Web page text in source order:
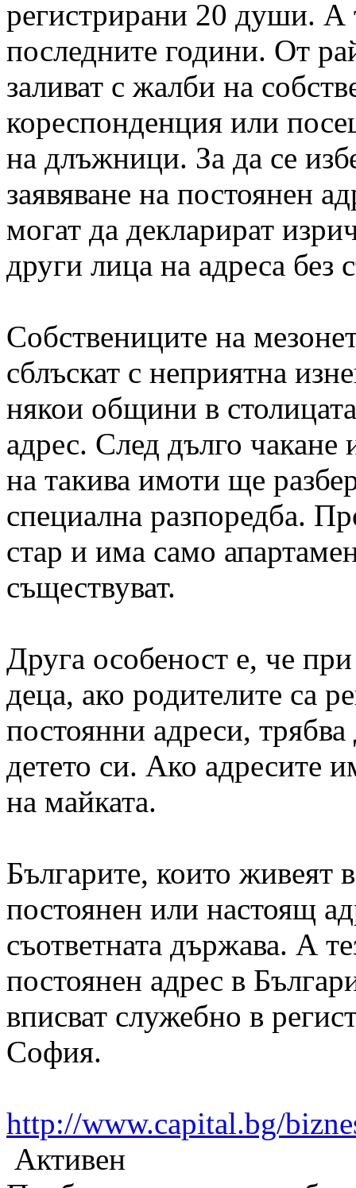
регистрирани 20 души. А
последните години. От
заливат с жалби на
кореспонденция или
на длъжници. За да се
заявяване на постоянен
могат да декларират
други лица на адреса без
Собствениците на
сблъскат с неприятна
някои общини в
адрес. След дълго чакане
на такива имоти ще
специална разпоредба.
стар и има само
съществуват.
Друга особеност е, че
деца, ако родителите са
постоянни адреси,
детето си. Ако адресите
на майката.
Българите, които живеят
постоянен или настоящ
съответната държава. А
постоянен адрес в
вписват служебно в
София.
http://www.capital.bg/
Активен